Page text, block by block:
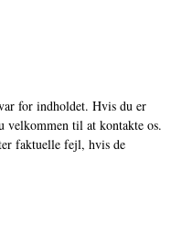
for indholdet. Hvis du er
velkommen til at kontakte os.
faktuelle fejl, hvis de